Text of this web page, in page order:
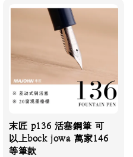
末匠 p136 活塞鋼筆 可
以上bock jowa 萬家146
等筆款